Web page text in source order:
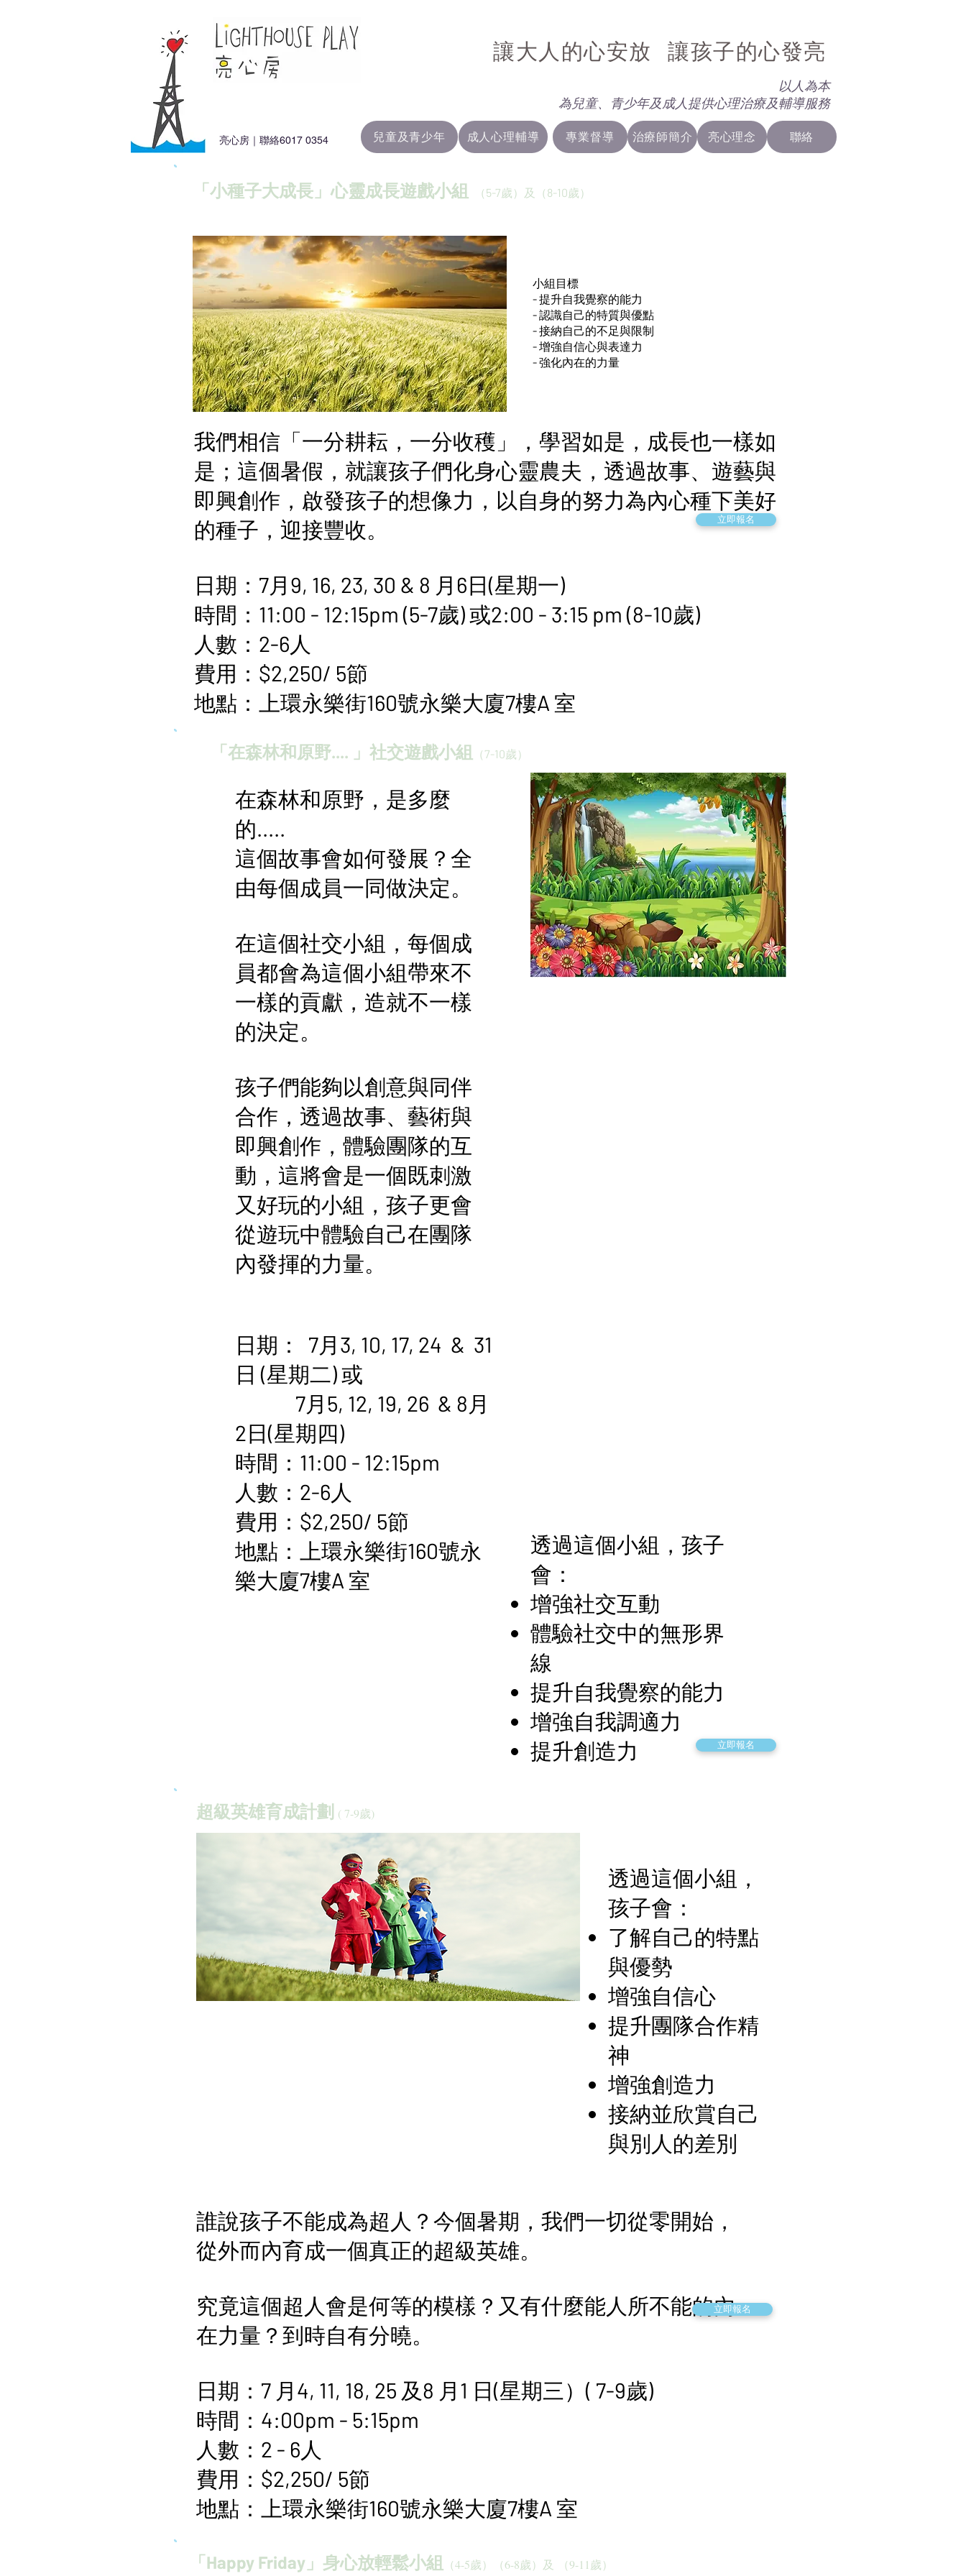
亮心房｜聯絡6017 0354 兒童及青少年
讓大人的心安放 讓孩子的心發亮
以人為本
為兒童、青少年及成人提供心理治療及輔導服務
成人心理輔導 專業督導 治療師簡介 亮心理念 聯絡
「小種子大成長」心靈成長遊戲小組 （5-7歲）及（8-10歲）
小組目標
- 提升自我覺察的能力
- 認識自己的特質與優點
- 接納自己的不足與限制
- 增強自信心與表達力
- 強化內在的力量
我們相信「一分耕耘，一分收穫」，學習如是，成長也一樣如
是；這個暑假，就讓孩子們化身心靈農夫，透過故事、遊藝與
即興創作，啟發孩子的想像力，以自身的努力為內心種下美好
的種子，迎接豐收。
日期：7月9, 16, 23, 30 & 8 月6日(星期一)
時間：11:00 - 12:15pm (5-7歲) 或2:00 - 3:15 pm (8-10歲)
人數：2-6人
費用：$2,250/ 5節
地點：上環永樂街160號永樂大廈7樓A 室
立即報名
「在森林和原野.... 」社交遊戲小組 （7-10歲）
在森林和原野，是多麼
的.....
這個故事會如何發展？全
由每個成員一同做決定。
在這個社交小組，每個成
員都會為這個小組帶來不
一樣的貢獻，造就不一樣
的決定。
孩子們能夠以創意與同伴
合作，透過故事、藝術與
即興創作，體驗團隊的互
動，這將會是一個既刺激
又好玩的小組，孩子更會
從遊玩中體驗自己在團隊
內發揮的力量。
日期： 7月3, 10, 17, 24 & 31
日 (星期二) 或
7月5, 12, 19, 26 & 8月
2日(星期四)
時間：11:00 - 12:15pm
人數：2-6人
費用：$2,250/ 5節
地點：上環永樂街160號永
樂大廈7樓A 室
透過這個小組，孩子
會：
增強社交互動
體驗社交中的無形界
線
提升自我覺察的能力
增強自我調適力
提升創造力
立即報名
超級英雄育成計劃 ​ ( 7-9歲)
透過這個小組，
孩子會：
了解自己的特點
與優勢
增強自信心
提升團隊合作精
神
增強創造力
接納並欣賞自己
與別人的差別
誰說孩子不能成為超人？今個暑期，我們一切從零開始，
從外而內育成一個真正的超級英雄。
究竟這個超人會是何等的模樣？又有什麼能人所不能的內
在力量？到時自有分曉。
日期：7 月4, 11, 18, 25 及8 月1 日(星期三）( 7-9歲)
時間：4:00pm - 5:15pm
人數：2 - 6人
費用：$2,250/ 5節
地點：上環永樂街160號永樂大廈7樓A 室
立即報名
「Happy Friday」身心放輕鬆小組 （4-5歲）（6-8歲）及 （9-11 歲）